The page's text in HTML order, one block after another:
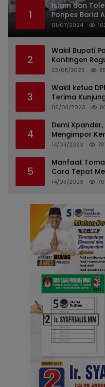
1
Islam dan
Ponpes Barid
Indonesia
01/07/2024
2
Wakil Bupati
Kontingen
Pasaman
23/05/2023
3
Wakil ketua
Terima
05/08/2023
4
Demi
Mengimpor
14/03/2023
5
Manfaat
Cara Tepat
14/03/2023